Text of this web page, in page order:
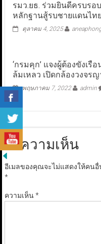
รมว.ยธ. ร่วมยินดีครบรอ
หลักฐานสู้รบชายแดนไท
ตุลาคม 4, 2025
‘กรมคุก’ แจงผู้ต้องขังเรื
ล้มเหลว เปิดกล้องวงจร
พฤษภาคม 7, 2022 admin
ใส่ความเห็น
อีเมลของคุณจะไม่แสดงให้คนอื่
*
ความเห็น*